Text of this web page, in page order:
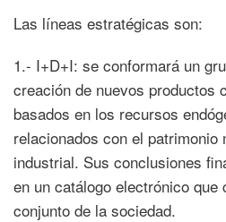
Las líneas estratégicas son:
1.- I+D+I: se conformará un
creación de nuevos productos
basados en los recursos
relacionados con el
industrial. Sus conclusiones
en un catálogo electrónico
conjunto de la sociedad.